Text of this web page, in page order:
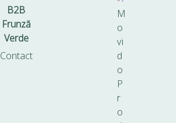
B2B
Frunză
Verde
Contact
M
o
vi
d
o
P
r
o